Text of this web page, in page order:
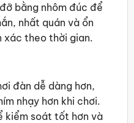
bằng nhôm đúc để
nhất quán và ổn
xác theo thời gian.
đàn dễ dàng hơn,
nhạy hơn khi chơi.
kiểm soát tốt hơn và